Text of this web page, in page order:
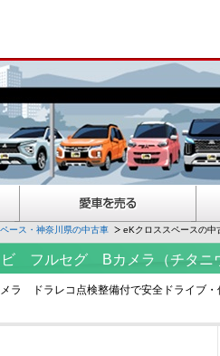
ース・神奈川県の中古車 eKクロススペースの中
フルセグ Bカメラ（チタニウ
ドラレコ点検整備付で安全ドライブ